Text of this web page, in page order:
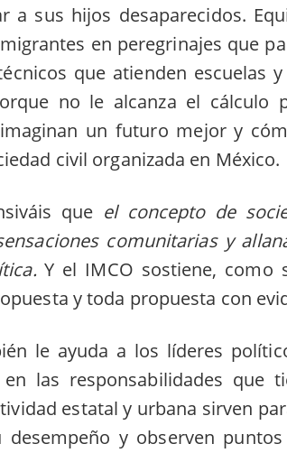
a sus hijos desaparecidos.
en peregrinajes que
que atienden escuelas
no le alcanza el cálculo
un futuro mejor y
civil organizada en México.
que el concepto de
comunitarias y
Y el IMCO sostiene, como
y toda propuesta con
le ayuda a los líderes
las responsabilidades que
estatal y urbana sirven
desempeño y observen